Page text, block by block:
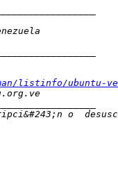
listinfo/ubuntu-ve
o